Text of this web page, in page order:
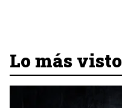
Lo más visto